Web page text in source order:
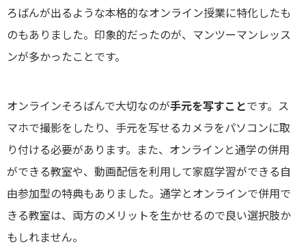
ろばんが出るような本格的なオンライン授業に特化したも
のもありました。印象的だったのが、マンツーマンレッス
ンが多かったことです。
オンラインそろばんで大切なのが手元を写すことです。ス
マホで撮影をしたり、手元を写せるカメラをパソコンに取
り付ける必要があります。また、オンラインと通学の併用
ができる教室や、動画配信を利用して家庭学習ができる自
由参加型の特典もありました。通学とオンラインで併用で
きる教室は、両方のメリットを生かせるので良い選択肢か
もしれません。